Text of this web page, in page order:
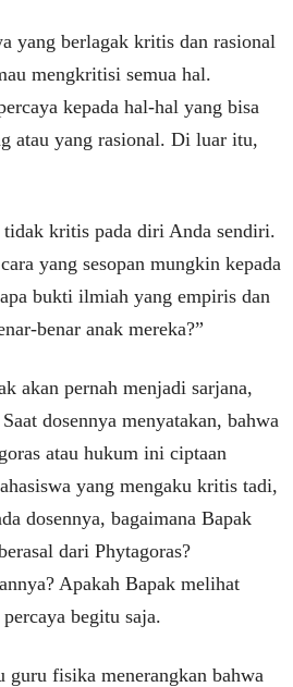
yang berlagak kritis dan rasional
mengkritisi semua hal.
kepada hal-hal yang bisa
atau yang rasional. Di luar itu,
kritis pada diri Anda sendiri.
yang sesopan mungkin kepada
bukti ilmiah yang empiris dan
benar anak mereka?”
akan pernah menjadi sarjana,
dosennya menyatakan, bahwa
atau hukum ini ciptaan
yang mengaku kritis tadi,
dosennya, bagaimana Bapak
dari Phytagoras?
Apakah Bapak melihat
begitu saja.
guru fisika menerangkan bahwa